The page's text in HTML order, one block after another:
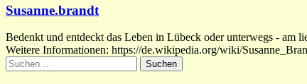
Susanne.brandt
Bedenkt und entdeckt das Leben in Lübeck oder unterwegs - am
Weitere Informationen: https://de.wikipedia.org/wiki/
Suchen
nach: